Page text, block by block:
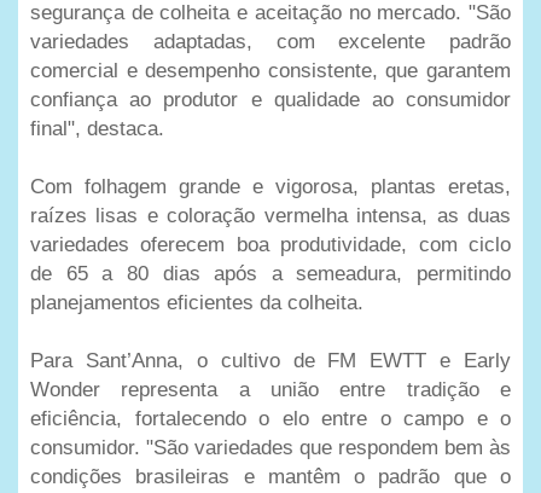
segurança de colheita e aceitação no mercado. "São
variedades adaptadas, com excelente padrão
comercial e desempenho consistente, que garantem
confiança ao produtor e qualidade ao consumidor
final", destaca.
Com folhagem grande e vigorosa, plantas eretas,
raízes lisas e coloração vermelha intensa, as duas
variedades oferecem boa produtividade, com ciclo
de 65 a 80 dias após a semeadura, permitindo
planejamentos eficientes da colheita.
Para Sant’Anna, o cultivo de FM EWTT e Early
Wonder representa a união entre tradição e
eficiência, fortalecendo o elo entre o campo e o
consumidor. "São variedades que respondem bem às
condições brasileiras e mantêm o padrão que o